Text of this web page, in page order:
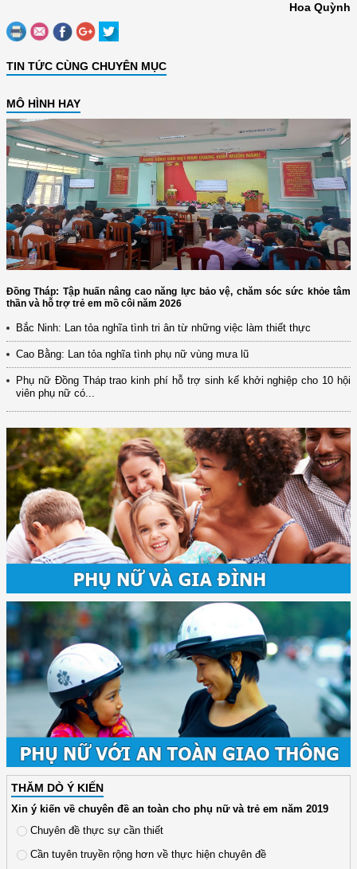
Hoa Quỳnh
TIN TỨC CÙNG CHUYÊN MỤC
MÔ HÌNH HAY
Đồng Tháp: Tập huấn nâng cao năng lực bảo vệ, chăm sóc sức khỏe tâm
thần và hỗ trợ trẻ em mồ côi năm 2026
Bắc Ninh: Lan tỏa nghĩa tình tri ân từ những việc làm thiết thực
Cao Bằng: Lan tỏa nghĩa tình phụ nữ vùng mưa lũ
Phụ nữ Đồng Tháp trao kinh phí hỗ trợ sinh kế khởi nghiệp cho 10 hội
viên phụ nữ có...
THĂM DÒ Ý KIẾN
Xin ý kiến về chuyên đề an toàn cho phụ nữ và trẻ em năm 2019
Chuyên đề thực sự cần thiết
Cần tuyên truyền rộng hơn về thực hiện chuyên đề